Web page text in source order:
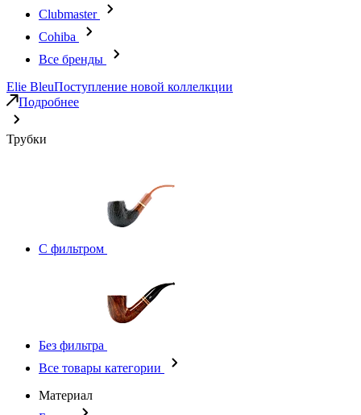
Clubmaster
Cohiba
Все бренды
Elie BleuПоступление новой коллелкции
Подробнее
Трубки
С фильтром
Без фильтра
Все товары категории
Материал